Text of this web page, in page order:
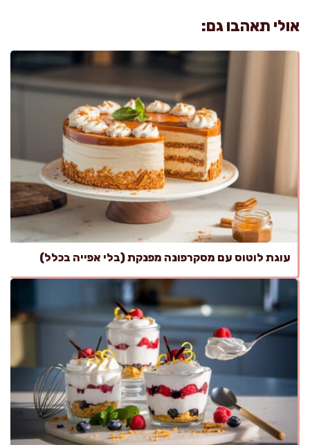
אולי תאהבו גם:
עוגת לוטוס עם מסקרפונה מפנקת (בלי אפייה בכלל)